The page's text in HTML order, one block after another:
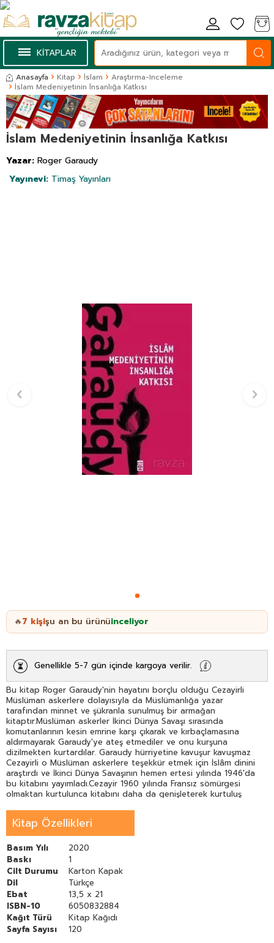
KİTAPLAR
Anasayfa Kitap İslam
Araştırma-Inceleme
İslam Medeniyetinin İnsanlığa Katkısı
İslam Medeniyetinin İnsanlığa Katkısı
Yazar: Roger Garaudy
Yayınevi: Timaş Yayınları
🔥7 kişişu an bu ürünüinceliyor
Genellikle 5-7 gün içinde kargoya verilir.
Bu kitap Roger Garaudy'nin hayatını borçlu olduğu Cezayirli
Müslüman askerlere dolayısıyla da Müslümanlığa yazar
tarafından minnet ve şükranla sunulmuş bir armağan
kitaptır.Müslüman askerler İkinci Dünya Savaşı sırasında
komutanlarının kesin emrine karşı çıkarak ve kırbaçlamasına
aldırmayarak Garaudy'ye ateş etmediler ve onu kurşuna
dizilmekten kurtardılar. Garaudy hürriyetine kavuşur kavuşmaz
Cezayirli o Müslüman askerlere teşekkür etmek için İslâm dinini
araştırdı ve İkinci Dünya Savaşının hemen ertesi yılında 1946'da
bu kitabını yayımladı.Cezayir 1960 yılında Fransız sömürgesi
olmaktan kurtulunca kitabını daha da genişleterek kurtuluş
komünistken yazdığı bu eser daha sonra İslâm hakkında
yazacağı diğer kitaplarının çekirdeğini oluşturmuştur.
Kitap Özellikleri
Basım Yılı
2020
Baskı
1
Cilt Durumu
Karton Kapak
Dil
Türkçe
Ebat
13,5 x 21
ISBN-10
6050832884
Kağıt Türü
Kitap Kağıdı
Sayfa Sayısı
120